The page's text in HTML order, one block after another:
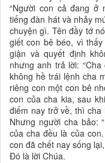
“Người con cả đang ở
tiếng đàn hát và nhảy
chuyện gì. Tên đầy tớ
giết con bê béo, vì
giận và quyết định
nhưng anh trả lời:
không hề trái lệnh cha
riêng con một con bê
con của cha kia, sau
điếm nay trở về, thì cha
Nhưng người cha bảo:
của cha đều là của
con đã chết nay sống
Ðó là lời Chúa.